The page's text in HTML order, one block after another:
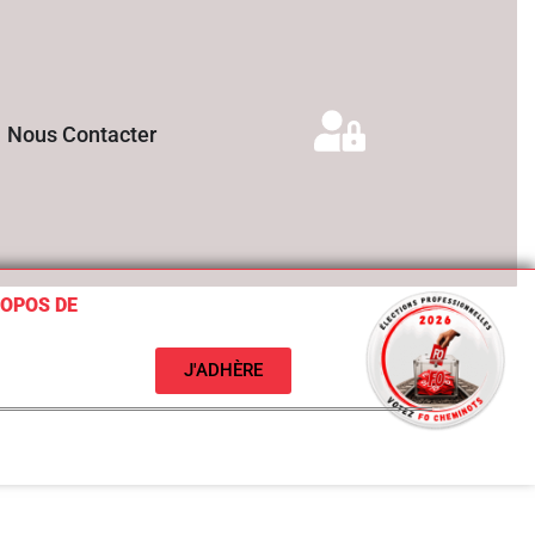
Nous Contacter
DE
J'ADHÈRE